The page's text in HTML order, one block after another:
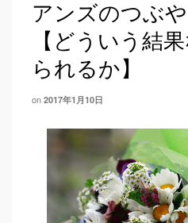
アンズのつぶ
【どういう結
られるか】
on 2017年1月10日